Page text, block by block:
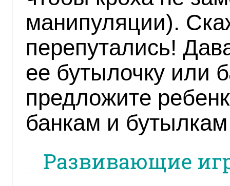
манипуляции).
перепутались!
ее бутылочку или
предложите
банкам и
Развивающие